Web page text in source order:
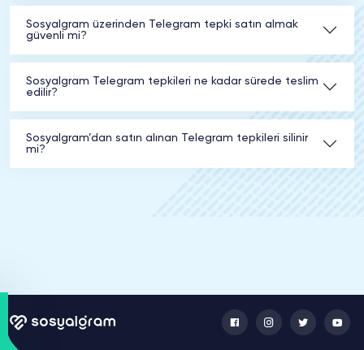
Sosyalgram üzerinden Telegram tepki satın almak
güvenli mi?
Sosyalgram Telegram tepkileri ne kadar sürede teslim
edilir?
Sosyalgram’dan satın alınan Telegram tepkileri silinir
mi?